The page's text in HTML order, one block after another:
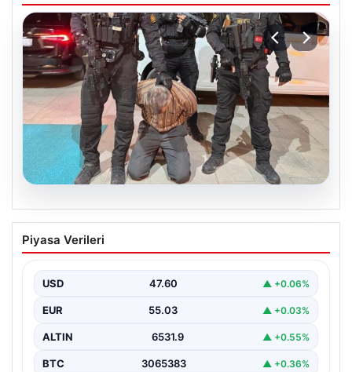
05.08.2026
FETÖ’nün Marmaris Suikast Planındaki
Teröristin Detaylı İfadesi Gün yüzüne
15 Temmuz 2016 darbe girişimi sırasında
planlanan suikast girişiminin…
Piyasa Verileri
USD 47.60 ▲ +0.06%
EUR 55.03 ▲ +0.03%
ALTIN 6531.9 ▲ +0.55%
BTC 3065383 ▲ +0.36%